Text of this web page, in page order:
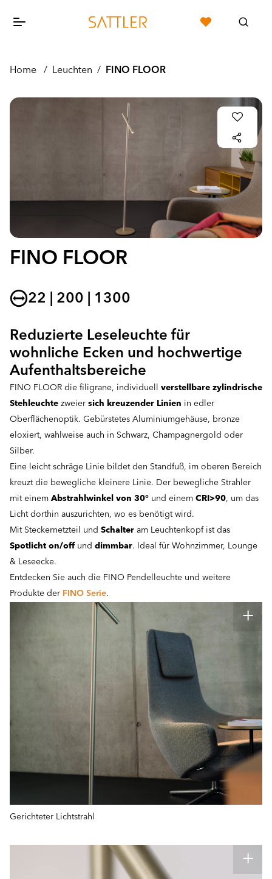
Home / Leuchten / FINO FLOOR
FINO FLOOR
22 | 200 | 1300
Reduzierte Leseleuchte für
wohnliche Ecken und hochwertige
Aufenthaltsbereiche
FINO FLOOR die filigrane, individuell verstellbare zylindrische
Stehleuchte zweier sich kreuzender Linien in edler
Oberflächenoptik. Gebürstetes Aluminiumgehäuse, bronze
eloxiert, wahlweise auch in Schwarz, Champagnergold oder
Silber.
Eine leicht schräge Linie bildet den Standfuß, im oberen Bereich
kreuzt die bewegliche kleinere Linie. Der bewegliche Strahler
mit einem Abstrahlwinkel von 30° und einem CRI>90, um das
Licht dorthin auszurichten, wo es benötigt wird.
Mit Steckernetzteil und Schalter am Leuchtenkopf ist das
Spotlicht on/offund dimmbar. Ideal für Wohnzimmer, Lounge
& Leseecke.
Entdecken Sie auch die FINO Pendelleuchte und weitere
Produkte der FINO Serie.
Gerichteter Lichtstrahl